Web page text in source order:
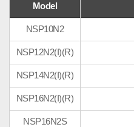
Model
NSP10N2
NSP12N2(I)(R)
NSP14N2(I)(R)
NSP16N2(I)(R)
NSP16N2S